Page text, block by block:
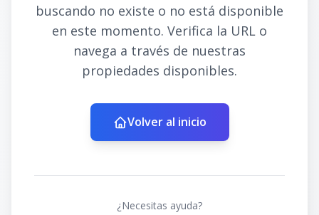
buscando no existe o no está disponible
en este momento. Verifica la URL o
navega a través de nuestras
propiedades disponibles.
Volver al inicio
¿Necesitas ayuda?